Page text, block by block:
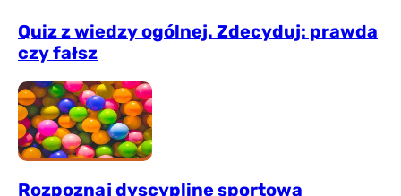
Quiz z wiedzy ogólnej. Zdecyduj: prawda
czy fałsz
Rozpoznaj dyscyplinę sportową